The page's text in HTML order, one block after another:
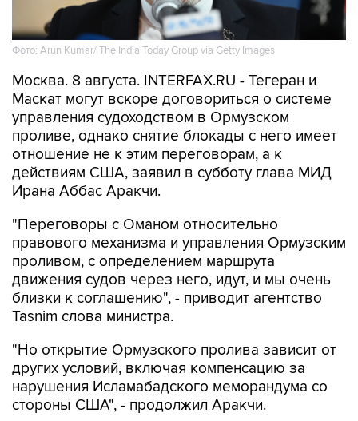
Фото: Arun Kumar/ The India Today Group via Getty Images
Москва. 8 августа. INTERFAX.RU - Тегеран и
управления судоходством в Ормузском
проливе, однако снятие блокады с него имеет
отношение не к этим переговорам, а к
действиям США, заявил в субботу глава МИД
Ирана Аббас Аракчи.
"Переговоры с Оманом относительно
проливом, с определением маршрута
движения судов через него, идут, и мы очень
близки к соглашению", - приводит агентство
Tasnim слова министра.
"Но открытие Ормузского пролива зависит от
нарушения Исламабадского меморандума со
стороны США", - продолжил Аракчи.
В МИРЕ